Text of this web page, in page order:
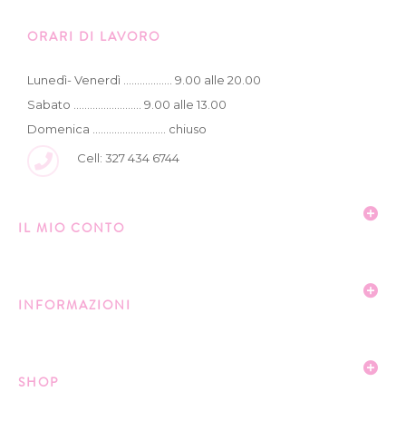
ORARI DI LAVORO
Lunedì- Venerdì .................. 9.00 alle 20.00
Sabato ......................... 9.00 alle 13.00
Domenica ........................... chiuso
Cell: 327 434 6744
IL MIO CONTO
INFORMAZIONI
SHOP